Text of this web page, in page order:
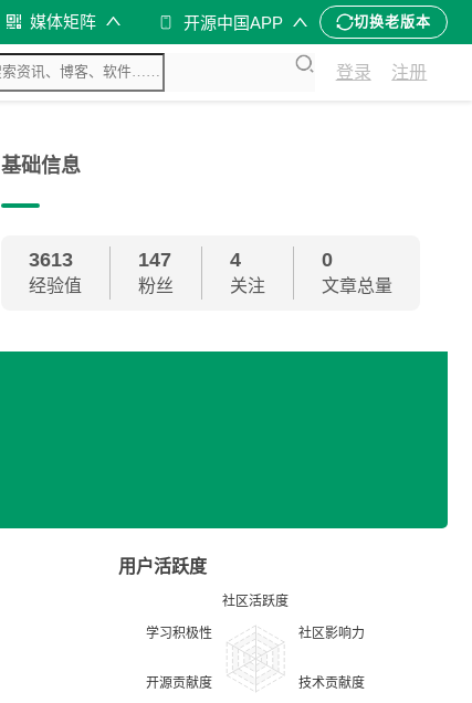
媒体矩阵 开源中国APP 切换老版本
登录 注册
基础信息
3613
经验值
147
粉丝
4
关注
0
文章总量
用户活跃度